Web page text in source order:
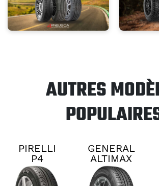
AUTRES
PIRELLI
P4
PERSIST
AS PLUS
GENERAL
ALTIMAX
RT45